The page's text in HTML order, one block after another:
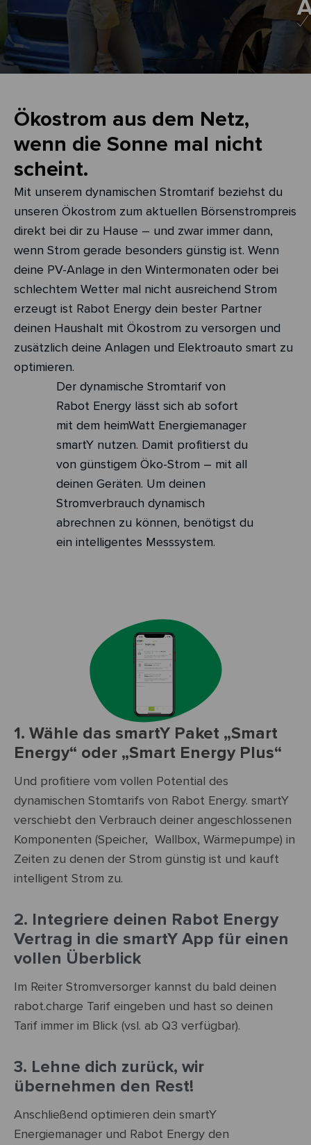
Ökostrom aus dem Netz,
wenn die Sonne mal nicht
scheint.
Mit unserem dynamischen Stromtarif beziehst du
unseren Ökostrom zum aktuellen Börsenstrompreis
direkt bei dir zu Hause – und zwar immer dann,
wenn Strom gerade besonders günstig ist. Wenn
deine PV-Anlage in den Wintermonaten oder bei
schlechtem Wetter mal nicht ausreichend Strom
erzeugt ist Rabot Energy dein bester Partner
deinen Haushalt mit Ökostrom zu versorgen und
zusätzlich deine Anlagen und Elektroauto smart zu
optimieren.
Der dynamische Stromtarif von
Rabot Energy lässt sich ab sofort
mit dem heimWatt Energiemanager
smartY nutzen. Damit profitierst du
von günstigem Öko-Strom – mit all
deinen Geräten. Um deinen
Stromverbrauch dynamisch
abrechnen zu können, benötigst du
ein intelligentes Messsystem.
1. Wähle das smartY Paket „Smart
Energy“ oder „Smart Energy Plus“
Und profitiere vom vollen Potential des
dynamischen Stomtarifs von Rabot Energy. smartY
verschiebt den Verbrauch deiner angeschlossenen
Komponenten (Speicher, Wallbox, Wärmepumpe) in
Zeiten zu denen der Strom günstig ist und kauft
intelligent Strom zu.
2. Integriere deinen Rabot Energy
Vertrag in die smartY App für einen
vollen Überblick
Im Reiter Stromversorger kannst du bald deinen
rabot.charge Tarif eingeben und hast so deinen
Tarif immer im Blick (vsl. ab Q3 verfügbar).
3. Lehne dich zurück, wir
übernehmen den Rest!
Anschließend optimieren dein smartY
Energiemanager und Rabot Energy den